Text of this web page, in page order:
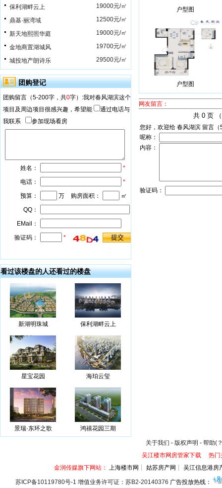
保利湖畔云上 19000元/㎡
鼎基·丽湾域 12500元/㎡
新天地熙照华庭 19000元/㎡
金地商置湖城风 19700元/㎡
城投地产朗诗乐 29500元/㎡
团购登记
看过该楼盘的人还看过的楼盘
新湖明珠城 保利湖畔云上
星宝花园 海珀云玺
景瑞·东环之歌 鸿禧花园三期
户型图
户型图
网友留言：
共 0 页
关于我们 - 版权声明 - 帮助(
吴江楼市网房管家下载
热门
金润传媒旗下网站： 上海楼市网┊ 姑苏房产网┊ 吴江信息港
苏ICP备10119780号-1 增值业务许可证：苏B2-20140376 广告投放热线：